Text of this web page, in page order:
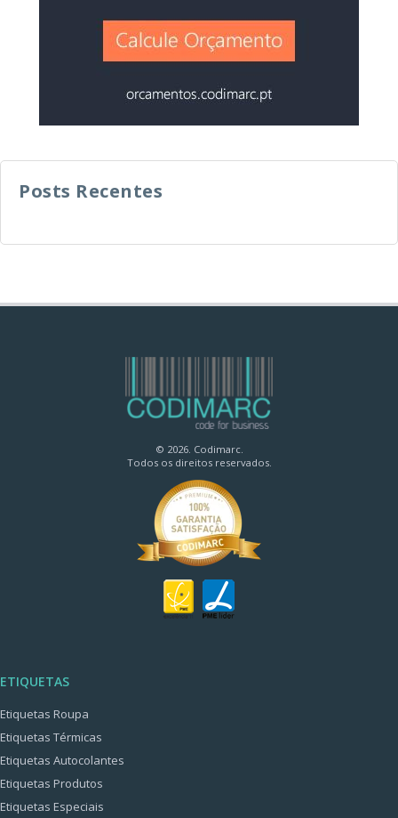
Posts Recentes
© 2026. Codimarc.
Todos os direitos reservados.
ETIQUETAS
Etiquetas Roupa
Etiquetas Térmicas
Etiquetas Autocolantes
Etiquetas Produtos
Etiquetas Especiais